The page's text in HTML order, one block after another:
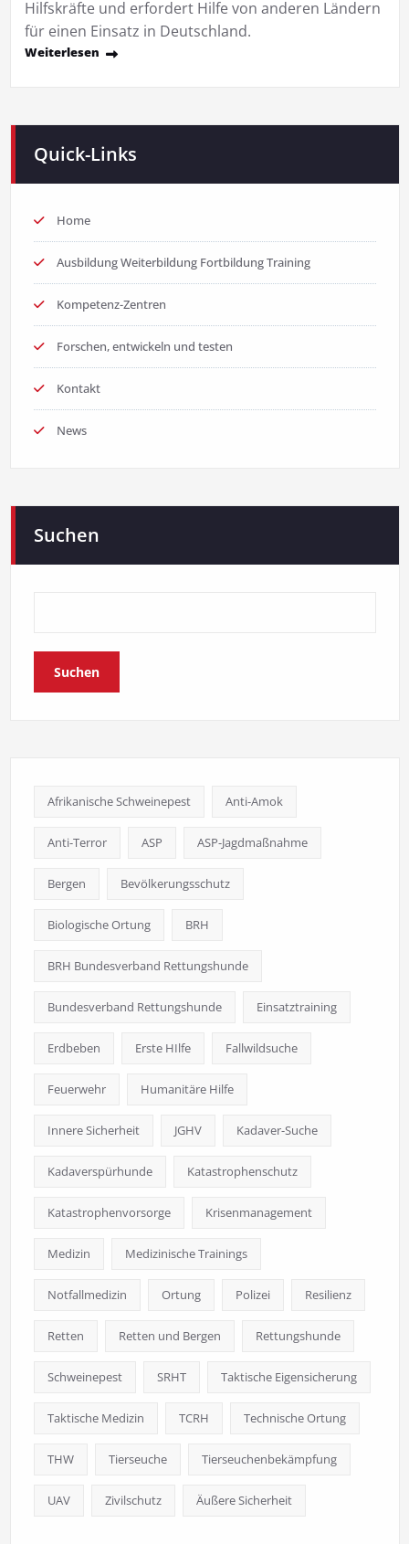
Hilfskräfte und erfordert Hilfe von anderen Ländern
für einen Einsatz in Deutschland.
Weiterlesen
Quick-Links
Home
Ausbildung Weiterbildung Fortbildung Training
Kompetenz-Zentren
Forschen, entwickeln und testen
Kontakt
News
Suchen
Suchen
Afrikanische Schweinepest Anti-Amok
Anti-Terror ASP ASP-Jagdmaßnahme
Bergen Bevölkerungsschutz
Biologische Ortung BRH
BRH Bundesverband Rettungshunde
Bundesverband Rettungshunde Einsatztraining
Erdbeben Erste HIlfe Fallwildsuche
Feuerwehr Humanitäre Hilfe
Innere Sicherheit JGHV Kadaver-Suche
Kadaverspürhunde Katastrophenschutz
Katastrophenvorsorge Krisenmanagement
Medizin Medizinische Trainings
Notfallmedizin Ortung Polizei Resilienz
Retten Retten und Bergen Rettungshunde
Schweinepest SRHT Taktische Eigensicherung
Taktische Medizin TCRH Technische Ortung
THW Tierseuche Tierseuchenbekämpfung
UAV Zivilschutz Äußere Sicherheit